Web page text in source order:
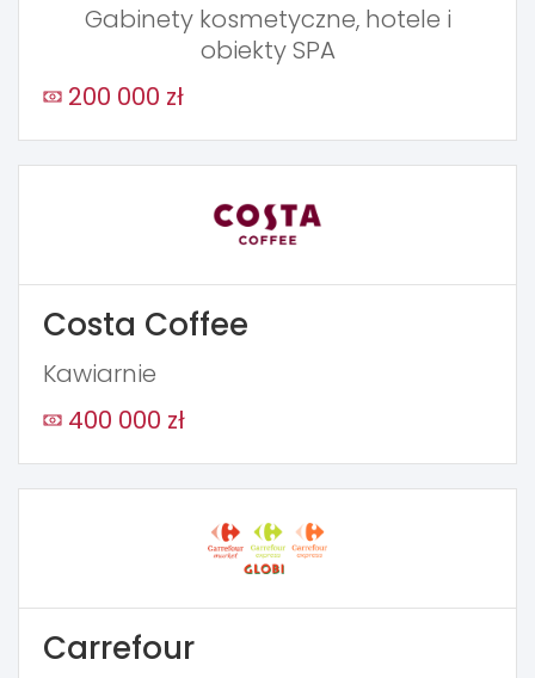
Gabinety kosmetyczne, hotele i
obiekty SPA
200 000 zł
Costa Coffee
Kawiarnie
400 000 zł
Carrefour